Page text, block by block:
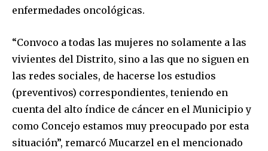
enfermedades oncológicas.
“Convoco a todas las mujeres no solamente a las
vivientes del Distrito, sino a las que no siguen en
las redes sociales, de hacerse los estudios
(preventivos) correspondientes, teniendo en
cuenta del alto índice de cáncer en el Municipio y
como Concejo estamos muy preocupado por esta
situación”, remarcó Mucarzel en el mencionado